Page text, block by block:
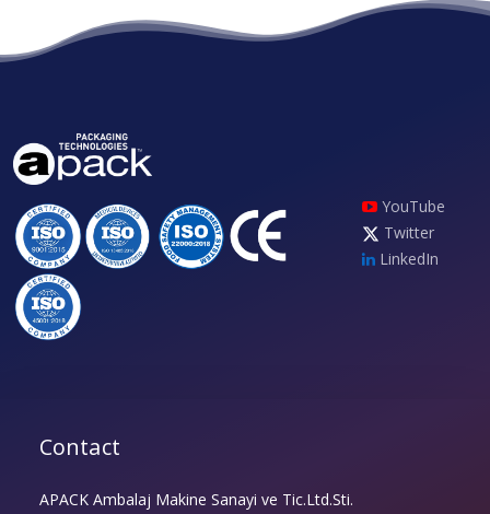
YouTube
Twitter
LinkedIn
Contact
APACK Ambalaj Makine Sanayi ve Tic.Ltd.Sti.